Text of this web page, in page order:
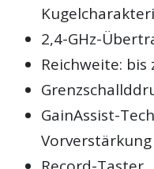
2,4-GHz-
Reichweite:
GainAssist-
Vorverstärkung